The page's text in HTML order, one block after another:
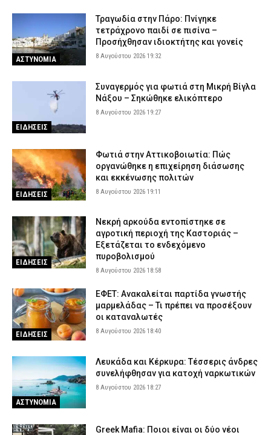
ΑΣΤΥΝΟΜΙΑ
Τραγωδία στην Πάρο: Πνίγηκε
τετράχρονο παιδί σε πισίνα –
Προσήχθησαν ιδιοκτήτης και γονείς
8 Αυγούστου 2026 19:32
ΕΙΔΗΣΕΙΣ
Συναγερμός για φωτιά στη Μικρή Βίγλα
Νάξου – Σηκώθηκε ελικόπτερο
8 Αυγούστου 2026 19:27
ΕΙΔΗΣΕΙΣ
Φωτιά στην Αττικοβοιωτία: Πώς
οργανώθηκε η επιχείρηση διάσωσης
και εκκένωσης πολιτών
8 Αυγούστου 2026 19:11
ΕΙΔΗΣΕΙΣ
Νεκρή αρκούδα εντοπίστηκε σε
αγροτική περιοχή της Καστοριάς –
Εξετάζεται το ενδεχόμενο
πυροβολισμού
8 Αυγούστου 2026 18:58
ΕΙΔΗΣΕΙΣ
ΕΦΕΤ: Ανακαλείται παρτίδα γνωστής
μαρμελάδας – Τι πρέπει να προσέξουν
οι καταναλωτές
8 Αυγούστου 2026 18:40
ΑΣΤΥΝΟΜΙΑ
Λευκάδα και Κέρκυρα: Τέσσερις άνδρες
συνελήφθησαν για κατοχή ναρκωτικών
8 Αυγούστου 2026 18:27
Greek Mafia: Ποιοι είναι οι δύο νέοι